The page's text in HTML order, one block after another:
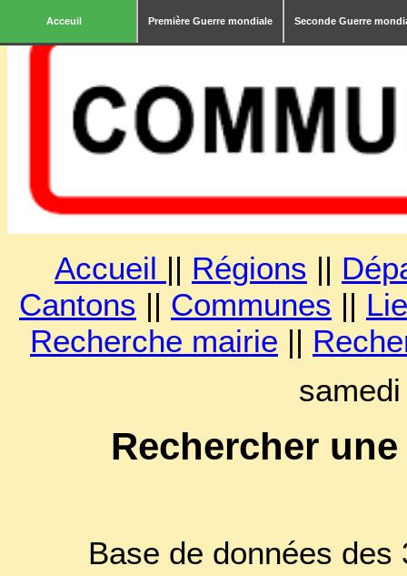
Acceuil Première Guerre mondiale Seconde Guerre
Accueil || Régions ||
Cantons || Communes ||
Recherche mairie ||
Rechercher
Base de données